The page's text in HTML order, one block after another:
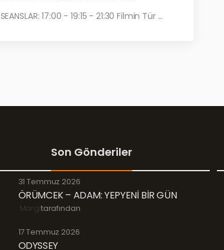
SEANSLAR: 17:00 - 19:15 - 21:30 Filmin Tür ...
Son Gönderiler
31 Temmuz 2026
ÖRÜMCEK – ADAM: YEPYENİ BİR GÜN
Margitarafından
17 Temmuz 2026
ODYSSEY